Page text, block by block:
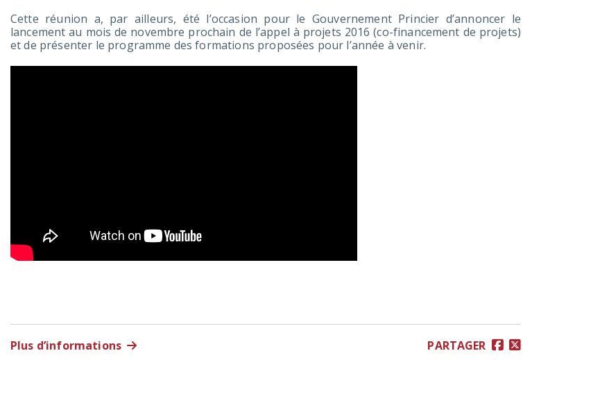
Cette réunion a, par ailleurs, été l’occasion pour le Gouvernement Princier d’annoncer le
lancement au mois de novembre prochain de l’appel à projets 2016 (co-financement de projets)
et de présenter le programme des formations proposées pour l’année à venir.
Plus d’informations PARTAGER